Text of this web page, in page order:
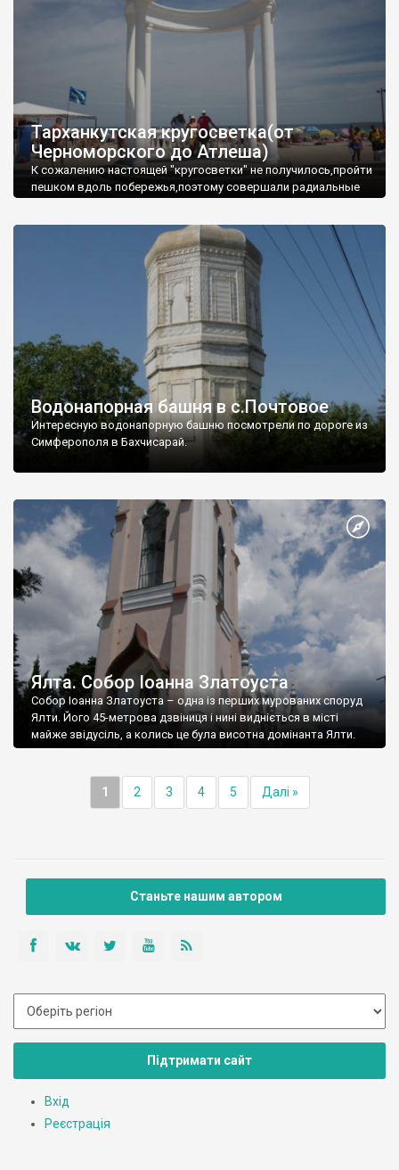
Тарханкутская кругосветка(от
Черноморского до Атлеша)
К сожалению настоящей "кругосветки" не получилось,пройти
пешком вдоль побережья,поэтому совершали радиальные
Водонапорная башня в с.Почтовое
Интересную водонапорную башню посмотрели по дороге из
Симферополя в Бахчисарай.
Ялта. Собор Іоанна Златоуста
Собор Іоанна Златоуста – одна із перших мурованих споруд
Ялти. Його 45-метрова дзвіниця і нині видніється в місті
майже звідусіль, а колись це була висотна домінанта Ялти.
1 2 3 4 5 Далі »
Станьте нашим автором
Підтримати сайт
Вхід
Реєстрація